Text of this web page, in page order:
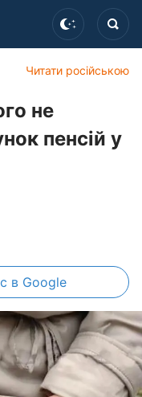
Читати російською
не
пенсій у
в Google